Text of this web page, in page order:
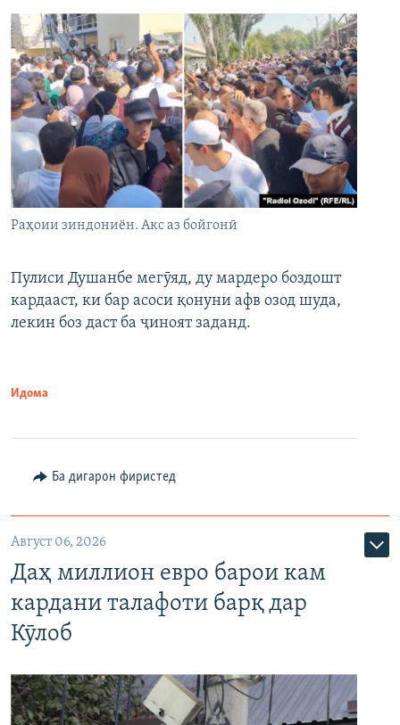
Раҳоии зиндониён. Акс аз бойгонӣ
Пулиси Душанбе мегӯяд, ду мардеро боздошт
кардааст, ки бар асоси қонуни афв озод шуда,
лекин боз даст ба ҷиноят заданд.
Идома
Ба дигарон фиристед
Август 06, 2026
Даҳ миллион евро барои кам
кардани талафоти барқ дар
Кӯлоб